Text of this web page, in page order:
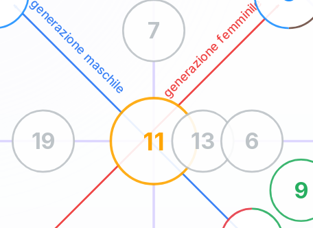
generazione maschile generazione femminile
11
9
13 6
19
7